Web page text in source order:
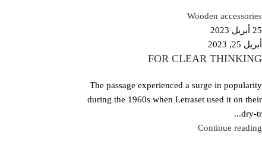
Wooden accessories
25 أبريل 2023
أبريل 25, 2023
FOR CLEAR THINKING
The passage experienced a surge in popularity
during the 1960s when Letraset used it on their
dry-tr...
Continue reading